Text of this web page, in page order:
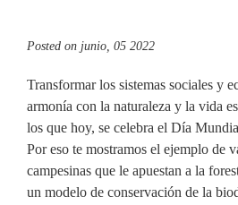
Posted on junio, 05 2022
Transformar los sistemas sociales y
armonía con la naturaleza y la vida
los que hoy, se celebra el Día
Por eso te mostramos el ejemplo de
campesinas que le apuestan a la
un modelo de conservación de la